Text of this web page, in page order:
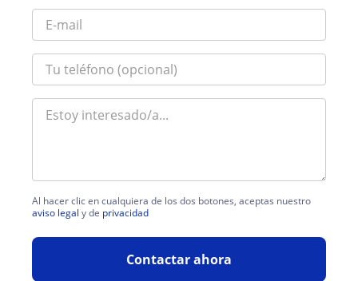
Al hacer clic en cualquiera de los dos botones, aceptas nuestro
aviso legal y de privacidad
Contactar ahora